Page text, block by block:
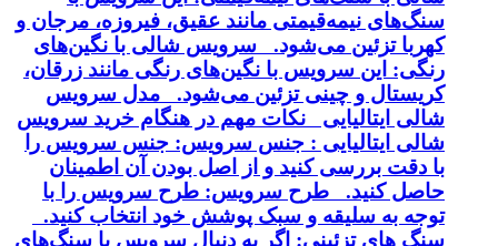
سنگ‌های نیمه‌قیمتی مانند عقیق، فیروزه، مرجان و
کهربا تزئین می‌شود. سرویس شالی با نگین‌های
رنگی: این سرویس با نگین‌های رنگی مانند زرقان،
کریستال و چینی تزئین می‌شود. مدل سرویس
شالی ایتالیایی نکات مهم در هنگام خرید سرویس
شالی ایتالیایی : جنس سرویس: جنس سرویس را
با دقت بررسی کنید و از اصل بودن آن اطمینان
حاصل کنید. طرح سرویس: طرح سرویس را با
توجه به سلیقه و سبک پوشش خود انتخاب کنید.
سنگ های تزئینی: اگر به دنبال سرویس با سنگ‌های